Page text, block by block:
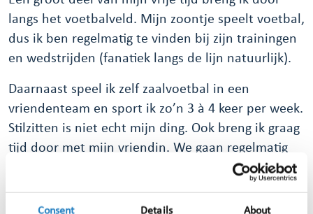
Consent Details About
langs het voetbalveld. Mijn zoontje speelt voetbal,
dus ik ben regelmatig te vinden bij zijn trainingen
en wedstrijden (fanatiek langs de lijn natuurlijk).
Daarnaast speel ik zelf zaalvoetbal in een
vriendenteam en sport ik zo’n 3 à 4 keer per week.
Stilzitten is niet echt mijn ding. Ook breng ik graag
tijd door met mijn vriendin. We gaan regelmatig
samen op pad, van etentjes tot leuke uitjes.
Heb je naast werk nog andere passies?